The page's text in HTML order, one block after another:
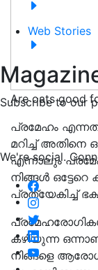
Web Stories
Subscribe to our
We're social.
Are oats good
പ്രമേഹം
മറിച്ച്
എന്നാലും
നിങ്ങൾ
പ്രത്യേകിച്ച്
കഴിയുന്ന
നിങ്ങളെ